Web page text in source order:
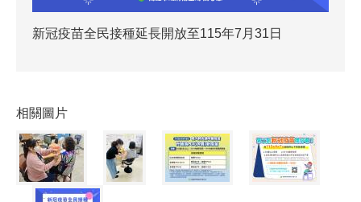
新冠疫苗全民接種延長開放至115年7月31日
相關圖片